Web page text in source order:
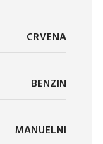
CRVENA
BENZIN
MANUELNI